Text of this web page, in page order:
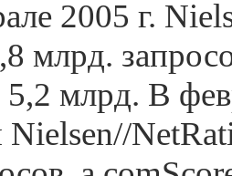
2005 г.
млрд.
млрд. В
Nielsen//